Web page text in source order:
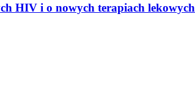
HIV i o nowych terapiach lekowych